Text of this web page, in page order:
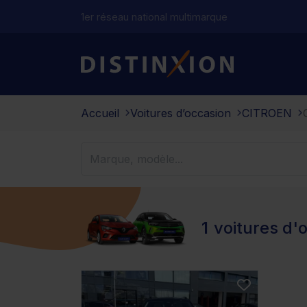
1er réseau national multimarque
Distinxion
Accueil Voitures d’occasion CITROEN
1 voitures